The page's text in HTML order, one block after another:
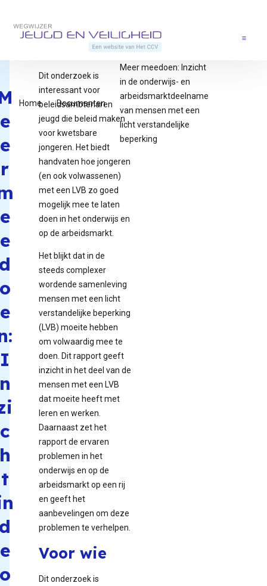
Terug naar de startpagina
e
e
r
e
e
e
I
c
t
e
Home Documenten
Meer meedoen: Inzicht
in de onderwijs- en
arbeidsmarktdeelname
van mensen met een
licht verstandelijke
beperking
Dit onderzoek is
interessant voor
beleidsambtenaren
jeugd die beleid maken
voor kwetsbare
jongeren. Het biedt
handvaten hoe jongeren
(en ook volwassenen)
met een LVB zo goed
mogelijk mee te laten
doen in het onderwijs en
op de arbeidsmarkt.
Het blijkt dat in de
steeds complexer
wordende samenleving
mensen met een licht
verstandelijke beperking
(LVB) moeite hebben
om volwaardig mee te
doen. Dit rapport geeft
inzicht in het deel van de
mensen met een LVB
dat moeite heeft met
leren en werken.
Daarnaast zet het
rapport de ervaren
problemen in het
onderwijs en op de
arbeidsmarkt op een rij
en geeft het
aanbevelingen om deze
problemen te verhelpen.
Voor wie
Dit onderzoek is